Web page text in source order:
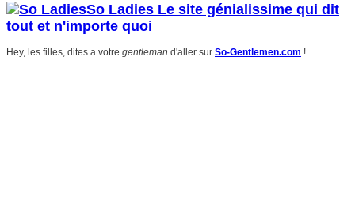
So Ladies Le site génialissime qui dit
tout et n'importe quoi
Hey, les filles, dites a votre gentleman d'aller sur So-Gentlemen.com !